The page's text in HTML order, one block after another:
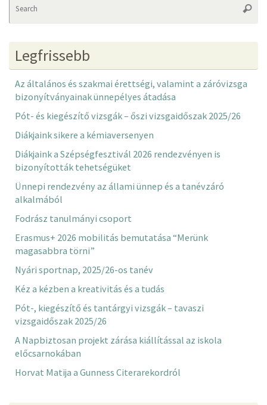
Legfrissebb
Az általános és szakmai érettségi, valamint a záróvizsga
bizonyítványainak ünnepélyes átadása
Pót- és kiegészítő vizsgák – őszi vizsgaidőszak 2025/26
Diákjaink sikere a kémiaversenyen
Diákjaink a Szépségfesztivál 2026 rendezvényen is
bizonyították tehetségüket
Ünnepi rendezvény az állami ünnep és a tanévzáró
alkalmából
Fodrász tanulmányi csoport
Erasmus+ 2026 mobilitás bemutatása “Merünk
magasabbra törni”
Nyári sportnap, 2025/26-os tanév
Kéz a kézben a kreativitás és a tudás
Pót-, kiegészítő és tantárgyi vizsgák – tavaszi
vizsgaidőszak 2025/26
A Napbiztosan projekt zárása kiállítással az iskola
előcsarnokában
Horvat Matija a Gunness Citerarekordról